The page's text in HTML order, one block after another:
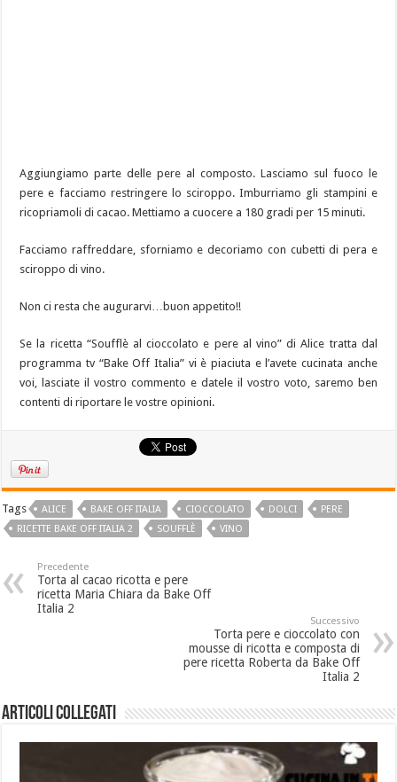
Aggiungiamo parte delle pere al composto. Lasciamo sul fuoco le
pere e facciamo restringere lo sciroppo. Imburriamo gli stampini e
ricopriamoli di cacao. Mettiamo a cuocere a 180 gradi per 15 minuti.
Facciamo raffreddare, sforniamo e decoriamo con cubetti di pera e
sciroppo di vino.
Non ci resta che augurarvi…buon appetito!!
Se la ricetta “Soufflè al cioccolato e pere al vino” di Alice tratta dal
programma tv “Bake Off Italia” vi è piaciuta e l’avete cucinata anche
voi, lasciate il vostro commento e datele il vostro voto, saremo ben
contenti di riportare le vostre opinioni.
Tags ALICE BAKE OFF ITALIA CIOCCOLATO DOLCI
PERE
RICETTE BAKE OFF ITALIA 2
SOUFFLÈ VINO
Precedente
Torta al cacao ricotta e pere
ricetta Maria Chiara da Bake Off
Italia 2
Successivo
Torta pere e cioccolato con
mousse di ricotta e composta di
pere ricetta Roberta da Bake Off
Italia 2
Articoli collegati